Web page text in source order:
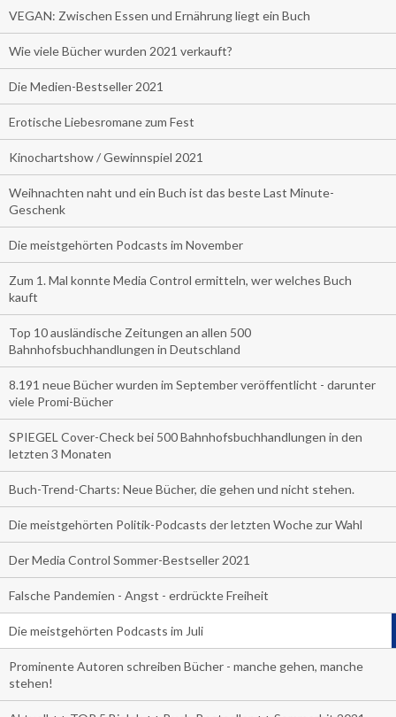
VEGAN: Zwischen Essen und Ernährung liegt ein Buch
Wie viele Bücher wurden 2021 verkauft?
Die Medien-Bestseller 2021
Erotische Liebesromane zum Fest
Kinochartshow / Gewinnspiel 2021
Weihnachten naht und ein Buch ist das beste Last Minute-
Geschenk
Die meistgehörten Podcasts im November
Zum 1. Mal konnte Media Control ermitteln, wer welches Buch
kauft
Top 10 ausländische Zeitungen an allen 500
Bahnhofsbuchhandlungen in Deutschland
8.191 neue Bücher wurden im September veröffentlicht - darunter
viele Promi-Bücher
SPIEGEL Cover-Check bei 500 Bahnhofsbuchhandlungen in den
letzten 3 Monaten
Buch-Trend-Charts: Neue Bücher, die gehen und nicht stehen.
Die meistgehörten Politik-Podcasts der letzten Woche zur Wahl
Der Media Control Sommer-Bestseller 2021
Falsche Pandemien - Angst - erdrückte Freiheit
Die meistgehörten Podcasts im Juli
Prominente Autoren schreiben Bücher - manche gehen, manche
stehen!